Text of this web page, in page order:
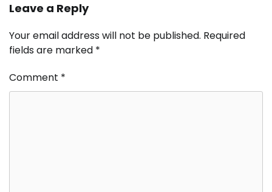
Leave a Reply
Your email address will not be published. Required
fields are marked *
Comment *